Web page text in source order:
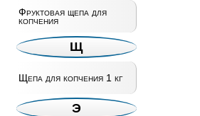
Фруктовая щепа для
копчения
Щ
Щепа для копчения 1 кг
Э